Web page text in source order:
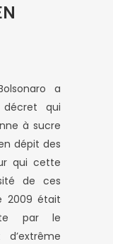
a
qui
à sucre
dépit des
qui cette
de ces
2009 était
par le